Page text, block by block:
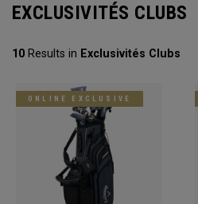
EXCLUSIVITÉS CLUBS
10 Results in Exclusivités Clubs
ONLINE EXCLUSIVE